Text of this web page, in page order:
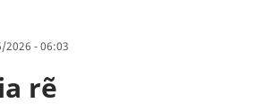
2026 - 06:03
rẽ